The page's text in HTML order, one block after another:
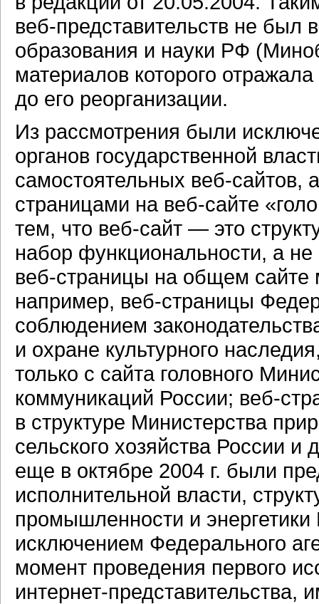
веб-представительств не был
образования и науки РФ
материалов которого
до его реорганизации.
Из рассмотрения были
органов государственной
самостоятельных веб-сайтов,
страницами на веб-сайте
тем, что веб-сайт — это
набор функциональности, а
веб-страницы на общем сайте
например, веб-страницы
соблюдением
и охране культурного
только с сайта головного
коммуникаций России; веб-
в структуре Министерства
сельского хозяйства России
еще в октябре 2004 г. были
исполнительной власти,
промышленности и
исключением Федерального
момент проведения первого
интернет-представительства,